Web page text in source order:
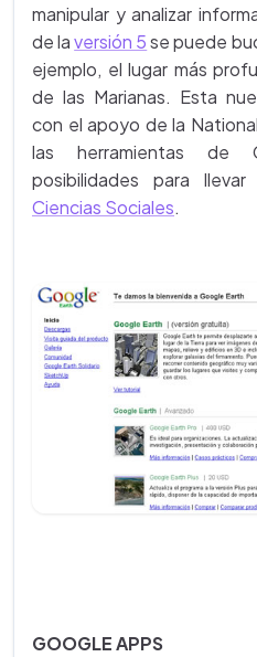
manipular y analizar
de laversión 5se puede
ejemplo, el lugar más
de las Marianas. Esta
con el apoyo de la
las herramientas de
posibilidades para
Ciencias Sociales.
GOOGLE APPS